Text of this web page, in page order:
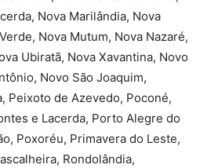
Nova Marilândia, Nova
Nova Mutum, Nova Nazaré,
Ubiratã, Nova Xavantina, Novo
Novo São Joaquim,
Peixoto de Azevedo, Poconé,
e Lacerda, Porto Alegre do
Poxoréu, Primavera do Leste,
Rondolândia,